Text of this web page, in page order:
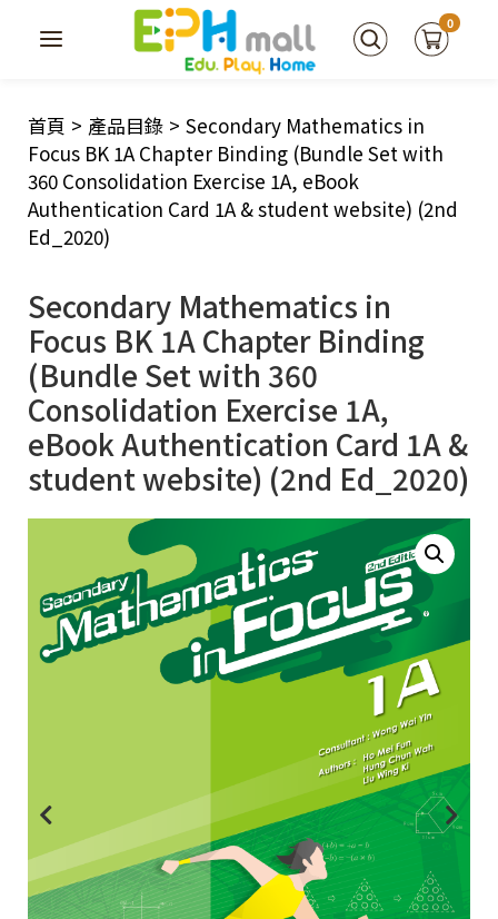
0
首頁 > 產品目錄 > Secondary Mathematics in
Focus BK 1A Chapter Binding (Bundle Set with
360 Consolidation Exercise 1A, eBook
Authentication Card 1A & student website) (2nd
Ed_2020)
Secondary Mathematics in
Focus BK 1A Chapter Binding
(Bundle Set with 360
Consolidation Exercise 1A,
eBook Authentication Card 1A &
student website) (2nd Ed_2020)